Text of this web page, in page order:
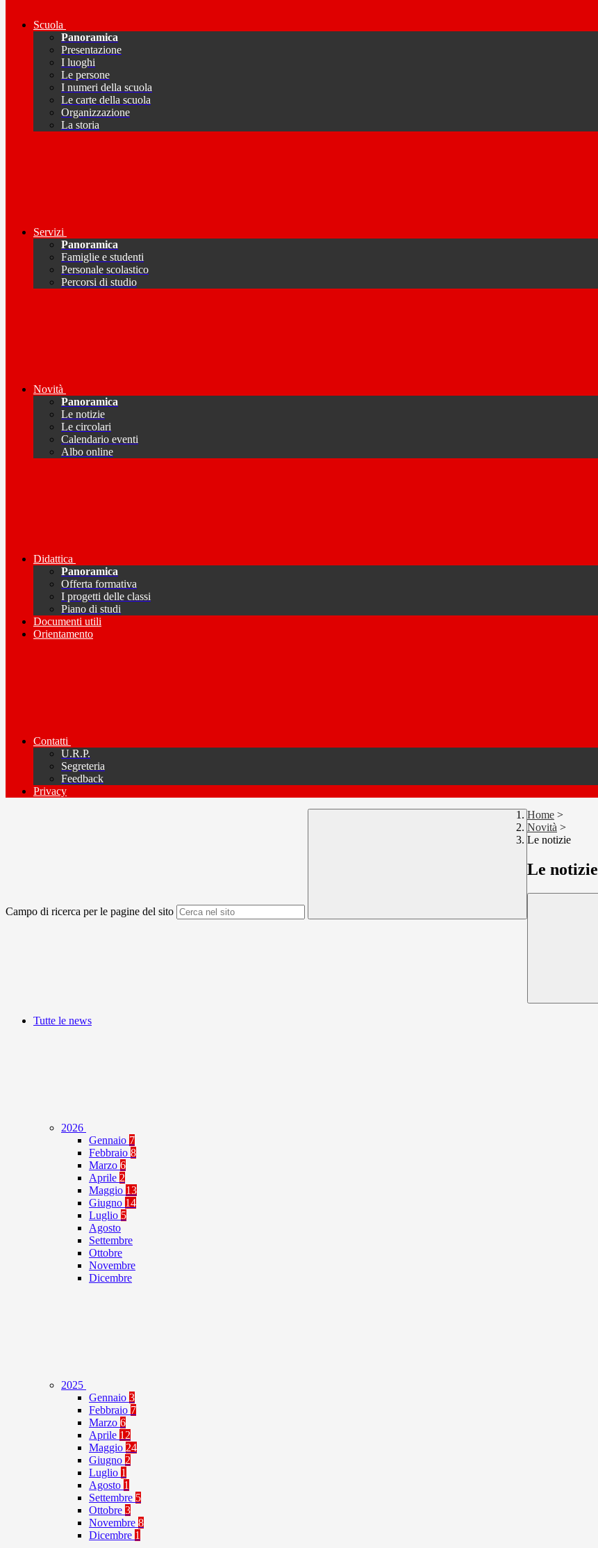
Scuola
Panoramica
Presentazione
I luoghi
Le persone
I numeri della scuola
Le carte della scuola
Organizzazione
La storia
Servizi
Panoramica
Famiglie e studenti
Personale scolastico
Percorsi di studio
Novità
Panoramica
Le notizie
Le circolari
Calendario eventi
Albo online
Didattica
Panoramica
Offerta formativa
I progetti delle classi
Piano di studi
Documenti utili
Orientamento
Contatti
U.R.P.
Segreteria
Feedback
Privacy
Campo di ricerca per le pagine del sito
Home >
Novità >
Le notizie
Le notizie
Tutte le news
2026
Gennaio 7
Febbraio 8
Marzo 6
Aprile 2
Maggio 13
Giugno 14
Luglio 5
Agosto
Settembre
Ottobre
Novembre
Dicembre
2025
Gennaio 3
Febbraio 7
Marzo 6
Aprile 12
Maggio 24
Giugno 2
Luglio 1
Agosto 1
Settembre 5
Ottobre 3
Novembre 8
Dicembre 1